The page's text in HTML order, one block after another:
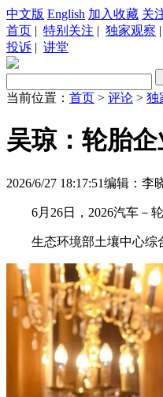
中文版 English 加入收藏 关
首页 | 特别关注 | 独家观察 |
投诉 | 讲堂
当前位置： 首页 > 评论 > 独
吴琼：轮胎
2026/6/27 18:17:51编辑：李
6月26日，2026汽车－
生态环境部土壤中心综